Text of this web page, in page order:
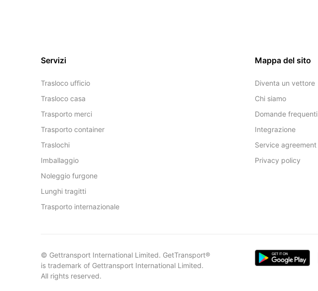
Servizi
Trasloco ufficio
Trasloco casa
Trasporto merci
Trasporto container
Traslochi
Imballaggio
Noleggio furgone
Lunghi tragitti
Trasporto internazionale
Mappa del sito
Diventa un vettore
Chi siamo
Domande frequenti
Integrazione
Service agreement
Privacy policy
© Gettransport International Limited. GetTransport®
is trademark of Gettransport International Limited.
All rights reserved.